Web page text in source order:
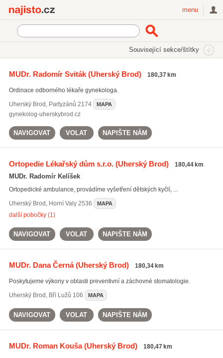
menu
Související sekce/štítky
Praktičtí lékaři (3011)
Dětští a dorostoví lékaři (1474)
MUDr. Radomír Sviták(Uherský Brod) 180,37 km
Ordinace odborného lékaře gynekologa.
Uherský Brod , Partyzánů 2174 MAPA
gynekolog-uherskybrod.cz
NAVIGOVAT VOLAT NAPIŠTE NÁM
Ortopedie Lékařský dům s.r.o.(Uherský Brod) 180,44 km
MUDr. Radomír Kelíšek
Ortopedické ambulance, provádíme vyšetření dětských kyčlí, ...
Uherský Brod , Horní Valy 2536 MAPA
další pobočky (1)
NAVIGOVAT VOLAT NAPIŠTE NÁM
MUDr. Dana Černá(Uherský Brod) 180,34 km
Poskytujeme výkony v oblasti preventivní a záchovné stomatologie.
Uherský Brod , Bří Lužů 106 MAPA
NAVIGOVAT VOLAT NAPIŠTE NÁM
MUDr. Roman Kouša(Uherský Brod) 180,47 km